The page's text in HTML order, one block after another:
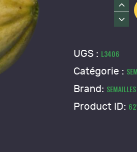
France
UGS : L3406
Catégorie :
Brand: SEMAILLES
Product ID: